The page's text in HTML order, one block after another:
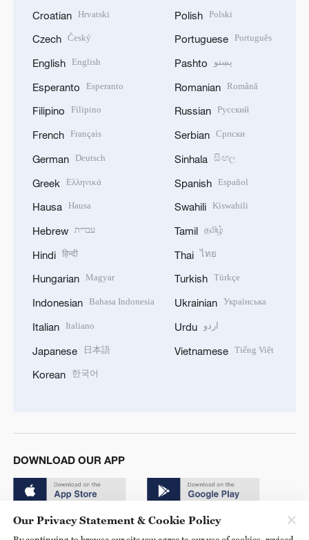
Croatian Hrvatski
Czech Český
English English
Esperanto Esperanto
Filipino Filipino
French Français
German Deutsch
Greek Ελληνικά
Hausa Hausa
Hebrew עברית
Hindi हिन्दी
Hungarian Magyar
Indonesian Bahasa Indonesia
Italian Italiano
Japanese 日本語
Korean 한국어
Polish Polski
Portuguese Português
Pashto پښتو
Romanian Română
Russian Русский
Serbian Српски
Sinhala සිංහල
Spanish Español
Swahili Kiswahili
Tamil தமிழ்
Thai ไทย
Turkish Türkçe
Ukrainian Українська
Urdu اردو
Vietnamese Tiếng Việt
DOWNLOAD OUR APP
Our Privacy Statement & Cookie Policy